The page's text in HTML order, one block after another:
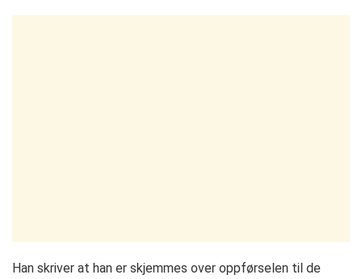
Han skriver at han er skjemmes over oppførselen til de